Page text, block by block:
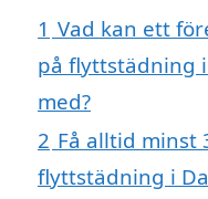
1 Vad kan ett
på flyttstädning
med?
2 Få alltid minst
flyttstädning i